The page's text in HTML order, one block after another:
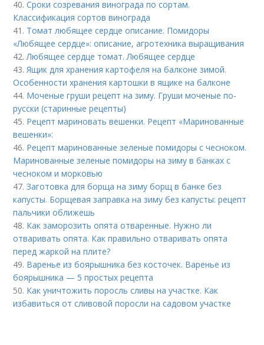
40.Сроки созревания винограда по сортам.
Классификация сортов винограда
41. Томат любящее сердце описание. Помидоры
«Любящее сердце»: описание, агротехника выращивания
42. Любящее сердце томат. Любящее сердце
43. Ящик для хранения картофеля на балконе зимой.
Особенности хранения картошки в ящике на балконе
44. Моченые груши рецепт на зиму. Груши моченые по-
русски (старинные рецепты)
45. Рецепт мариновать вешенки. Рецепт «Маринованные
вешенки»:
46. Рецепт маринованные зеленые помидоры с чесноком.
Маринованные зеленые помидоры на зиму в банках с
чесноком и морковью
47.Заготовка для борща на зиму борщ в банке без
капусты. Борщевая заправка на зиму без капусты: рецепт
пальчики оближешь
48. Как заморозить опята отваренные. Нужно ли
отваривать опята. Как правильно отваривать опята
перед жаркой на плите?
49. Варенье из боярышника без косточек. Варенье из
боярышника — 5 простых рецепта
50. Как уничтожить поросль сливы на участке. Как
избавиться от сливовой поросли на садовом участке